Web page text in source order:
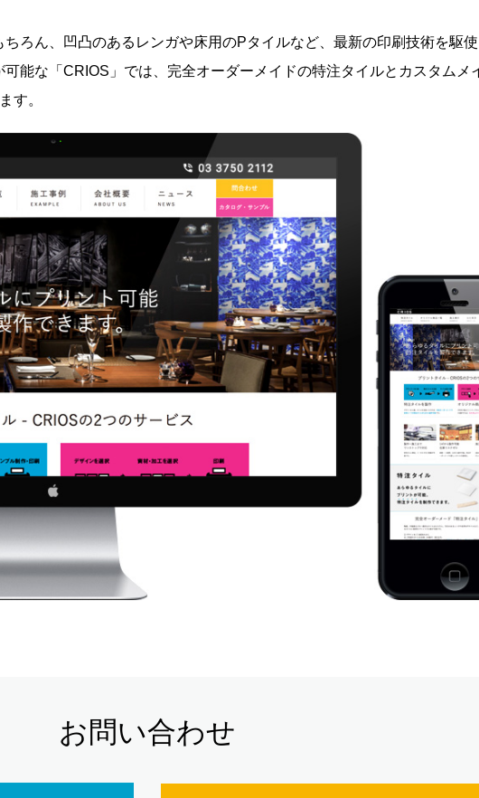
ろん、凹凸のあるレンガや床用のPタイルなど、最新の印刷技術を駆
能な「CRIOS」では、完全オーダーメイドの特注タイルとカスタムメ
す。
お問い合わせ